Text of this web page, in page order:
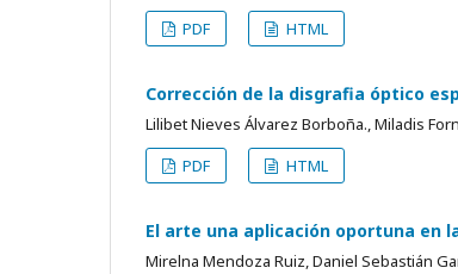
PDF
HTML
Corrección de la disgrafia óptico
Lilibet Nieves Álvarez Borboña., Miladis
PDF
HTML
El arte una aplicación oportuna en
Mirelna Mendoza Ruiz, Daniel Sebastián